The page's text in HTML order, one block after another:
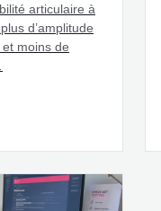
articulaire à
d’amplitude
moins de